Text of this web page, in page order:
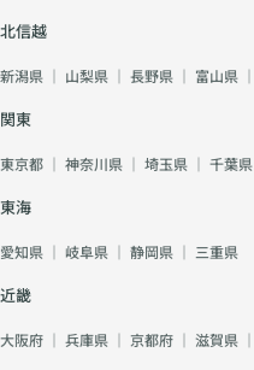
北信越
新潟県 ｜ 山梨県 ｜ 長野県 ｜ 富山県 ｜
関東
東京都 ｜ 神奈川県 ｜ 埼玉県 ｜ 千葉県
東海
愛知県 ｜ 岐阜県 ｜ 静岡県 ｜ 三重県
近畿
大阪府 ｜ 兵庫県 ｜ 京都府 ｜ 滋賀県 ｜